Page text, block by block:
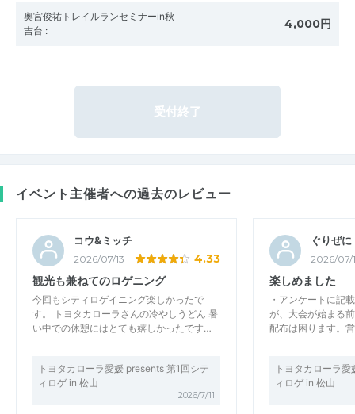
奥宮俊祐トレイルランセミナーin秋
吉台 : 4,000円
受付終了
イベント主催者への過去のレビュー
コウ&ミッチ
2026/07/13 4.33
観光も兼ねてのロゲニング
今回もシティロゲイニング楽しかったで
す。 トヨタカローラさんの冷やしうどん 暑
い中での休憩にはとても嬉しかったです…
トヨタカローラ愛媛 presents 第1回シテ
ィロゲ in 松山
2026/7/11
ぐりぜに
2026/07/
楽しめました
・アンケートに記
が、大会が始まる
配布は困ります。
トヨタカローラ
ィロゲ in 松山